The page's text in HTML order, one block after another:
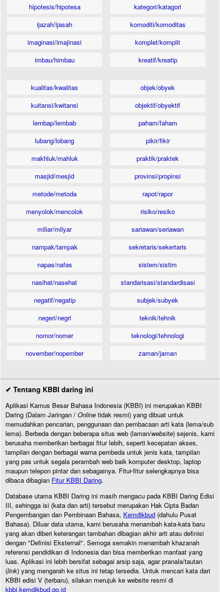
hipotesis/hipotesa
ijazah/ijasah
imaginasi/imajinasi
imbau/himbau
kategori/katagori
komoditi/komoditas
komplet/komplit
kreatif/kreatip
kualitas/kwalitas
kuitansi/kwitansi
lembap/lembab
lubang/lobang
makhluk/mahluk
masjid/mesjid
metode/metoda
menyolok/mencolok
miliar/milyar
nampak/tampak
napas/nafas
nasihat/nasehat
negatif/negatip
negeri/negri
nomor/nomer
november/nopember
objek/obyek
objektif/obyektif
paham/faham
pikir/fikir
praktik/praktek
provinsi/propinsi
rapot/rapor
risiko/resiko
sariawan/seriawan
sekretaris/sekertaris
sistem/sistim
standarisasi/standardisasi
subjek/subyek
teknik/tehnik
teknologi/tehnologi
zaman/jaman
✔ Tentang KBBI daring ini
Aplikasi Kamus Besar Bahasa Indonesia (KBBI) ini merupakan KBBI
Daring (Dalam Jaringan / Online tidak resmi) yang dibuat untuk
memudahkan pencarian, penggunaan dan pembacaan arti kata (lema/sub
lema). Berbeda dengan beberapa situs web (laman/website) sejenis, kami
berusaha memberikan berbagai fitur lebih, seperti kecepatan akses,
tampilan dengan berbagai warna pembeda untuk jenis kata, tampilan
yang pas untuk segala perambah web baik komputer desktop, laptop
maupun telepon pintar dan sebagainya. Fitur-fitur selengkapnya bisa
dibaca dibagian Fitur KBBI Daring.
Database utama KBBI Daring ini masih mengacu pada KBBI Daring Edisi
III, sehingga isi (kata dan arti) tersebut merupakan Hak Cipta Badan
Pengembangan dan Pembinaan Bahasa, Kemdikbud (dahulu Pusat
Bahasa). Diluar data utama, kami berusaha menambah kata-kata baru
yang akan diberi keterangan tambahan dibagian akhir arti atau definisi
dengan "Definisi Eksternal". Semoga semakin menambah khazanah
referensi pendidikan di Indonesia dan bisa memberikan manfaat yang
luas. Aplikasi ini lebih bersifat sebagai arsip saja, agar pranala/tautan
(link) yang mengarah ke situs ini tetap tersedia. Untuk mencari kata dari
KBBI edisi V (terbaru), silakan merujuk ke website resmi di
kbbi.kemdikbud.go.id